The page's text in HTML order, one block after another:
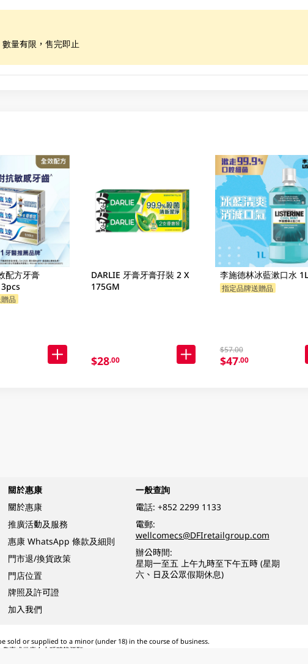
量有限，售完即止
配方牙膏
品
DARLIE 牙膏牙膏孖裝 2 X
175GM
$28.00
李施德林冰藍漱口水
指定品牌送贈品
$57.00
$47.00
關於惠康
關於惠康
推廣活動及服務
惠康 WhatsApp 條款及細則
門市退/換貨政策
門店位置
牌照及許可證
加入我們
一般查詢
電話: +852 2299 1133
電郵:
wellcomecs@DFIretailgroup.com
辦公時間:
星期一至五 上午九時至下午五時 (星期
六、日及公眾假期休息)
or supplied to a minor (under 18) in the course of business.
賣或供應令人醺醉的酒類。